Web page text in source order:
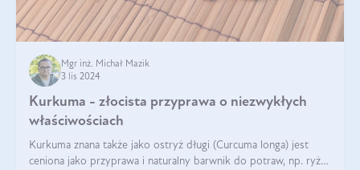
Mgr inż. Michał Mazik
3 lis 2024
Kurkuma - złocista przyprawa o niezwykłych
właściwościach
Kurkuma znana także jako ostryż długi (Curcuma longa) jest
ceniona jako przyprawa i naturalny barwnik do potraw, np. ryżu